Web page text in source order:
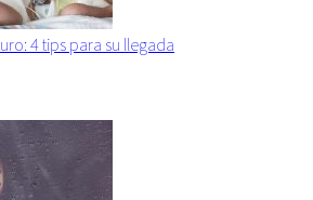
4 tips para su llegada